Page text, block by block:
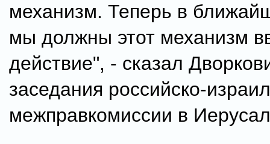
механизм. Теперь в
мы должны этот механизм
действие", - сказал
заседания российско-
межправкомиссии в